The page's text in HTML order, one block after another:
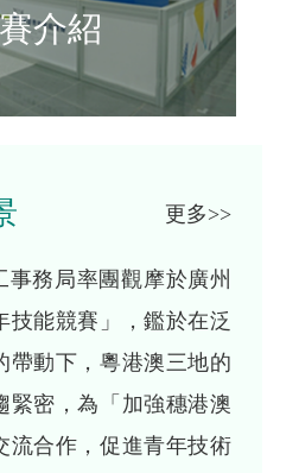
介紹
更多>>
事務局率團觀摩於廣州
技能競賽」，鑑於在泛
帶動下，粵港澳三地的
緊密，為「加強穗港澳
流合作，促進青年技術